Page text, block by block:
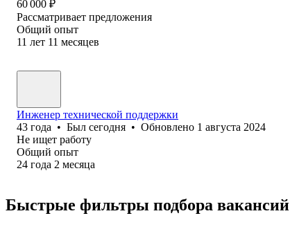
60 000 ₽
Рассматривает предложения
Общий опыт
11 лет 11 месяцев
Инженер технической поддержки
43 года • Был сегодня • Обновлено 1 августа 2024
Не ищет работу
Общий опыт
24 года 2 месяца
Быстрые фильтры подбора вакансий